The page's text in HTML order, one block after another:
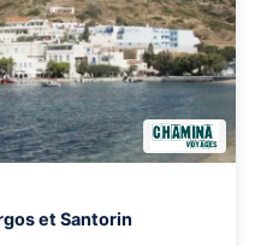
et Santorin